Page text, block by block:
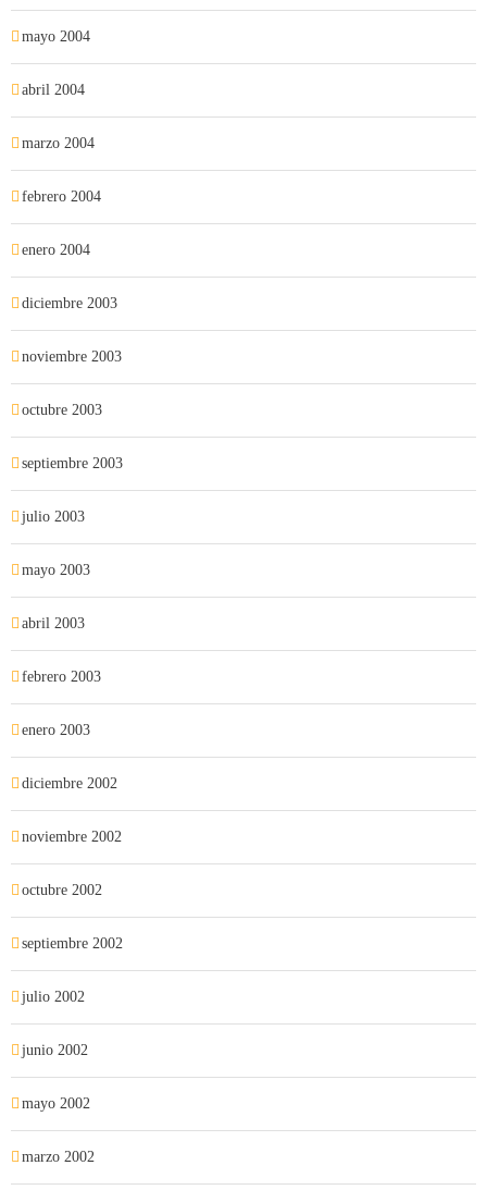
mayo 2004
abril 2004
marzo 2004
febrero 2004
enero 2004
diciembre 2003
noviembre 2003
octubre 2003
septiembre 2003
julio 2003
mayo 2003
abril 2003
febrero 2003
enero 2003
diciembre 2002
noviembre 2002
octubre 2002
septiembre 2002
julio 2002
junio 2002
mayo 2002
marzo 2002